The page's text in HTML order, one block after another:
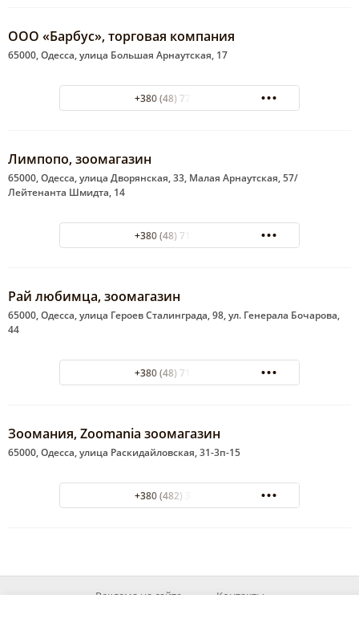
ООО «Барбус», торговая компания
65000, Одесса, улица Большая Арнаутская, 17
+380 (48) 777-25-71
Лимпопо, зоомагазин
65000, Одесса, улица Дворянская, 33, Малая Арнаутская, 57/
Лейтенанта Шмидта, 14
+380 (48) 715-01-63
Рай любимца, зоомагазин
65000, Одесса, улица Героев Сталинграда, 98, ул. Генерала Бочарова,
44
+380 (48) 711-30-31
Зоомания, Zoomania зоомагазин
65000, Одесса, улица Раскидайловская, 31-3п-15
+380 (482) 32-20-85
Реклама на сайте Контакты